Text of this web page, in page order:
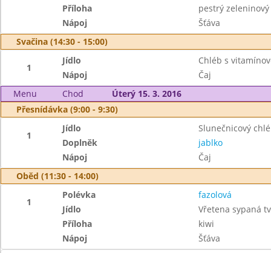
Příloha
pestrý
Nápoj
Šťáva
Svačina (14:30 - 15:00)
1
Jídlo
Chléb s
Nápoj
Čaj
Menu
Chod
Úterý 15. 3. 2016
Přesnídávka (9:00 - 9:30)
1
Jídlo
Slunečnicový
Doplněk
jablko
Nápoj
Čaj
Oběd (11:30 - 14:00)
1
Polévka
fazolová
Jídlo
Vřetena sypaná
Příloha
kiwi
Nápoj
Šťáva